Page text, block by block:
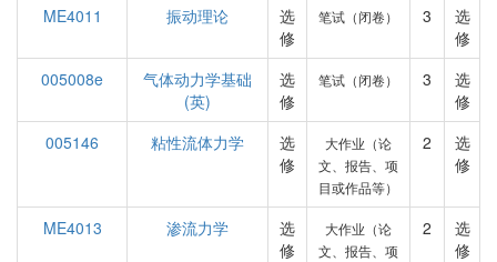
ME4011
振动理论
选
修
笔试（闭卷） 3
选
修
005008e
气体动力学基础
(英)
选
修
笔试（闭卷） 3
选
修
005146
粘性流体力学
选
修
大作业（论
文、报告、项
目或作品等）
2
选
修
ME4013 渗流力学
选
修
大作业（论
文、报告、项
2
选
修